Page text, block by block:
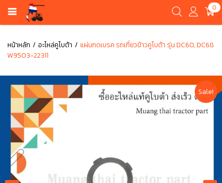
0
หน้าหลัก อะไหล่คูโบต้า
แผ่นกดเบรค รถเกี่ยวข้าวคูโบต้า รุ่น DC60, DC68
W9503-22311
Sale!